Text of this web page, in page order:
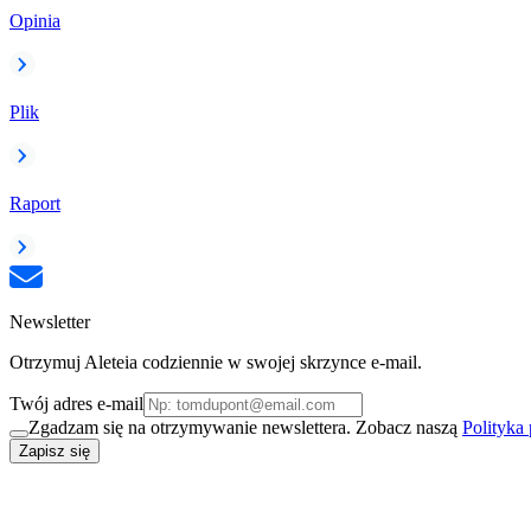
Opinia
Plik
Raport
Newsletter
Otrzymuj Aleteia codziennie w swojej skrzynce e-mail.
Twój adres e-mail
Zgadzam się na otrzymywanie newslettera. Zobacz naszą Polityka
Zapisz się